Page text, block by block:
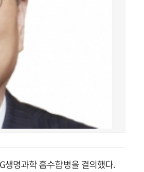
생명과학 흡수합병을 결의했다.